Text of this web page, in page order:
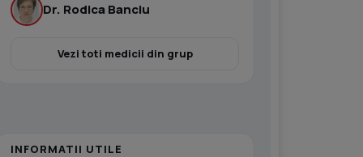
Dr. Rodica Banciu
Vezi toti medicii din grup
INFORMATII UTILE